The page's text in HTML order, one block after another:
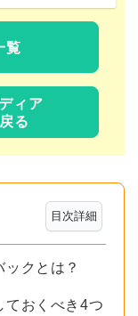
覧
ィア
る
目次詳細
クとは？
ておくべき4つ